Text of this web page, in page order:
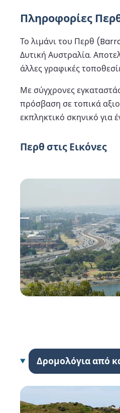
Πληροφορίες
Το λιμάνι του Περθ
Δυτική Αυστραλία.
άλλες γραφικές
Με σύγχρονες
πρόσβαση σε τοπικά
εκπληκτικό σκηνικό για
Περθ στις Εικόνες
Δρομολόγια από